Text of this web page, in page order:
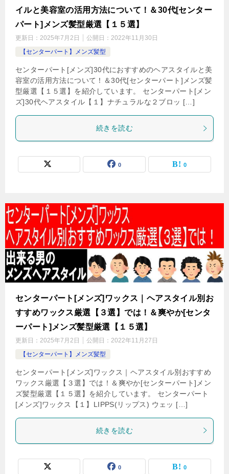
イルと美容室の活用方法について！＆30代[センター
パート]メンズ髪型厳選【１５選】
更新日： 2025年7月2日 公開日： 2022年11月30日
【センターパート】メンズ髪型
センターパート[メンズ]30代におすすめのヘアスタイルと美
容室の活用方法について！＆30代[センターパート]メンズ髪
型厳選【１５選】を紹介しています。 センターパート[メン
ズ]30代ヘアスタイル【１】ナチュラルな２ブロッ […]
続きを読む
0 0
センターパート[メンズ]ワックス｜ヘアスタイル別お
すすめワックス厳選【３選】では！＆爽やか[センタ
ーパート]メンズ髪型厳選【１５選】
更新日： 2025年7月2日 公開日： 2022年11月27日
【センターパート】メンズ髪型
センターパート[メンズ]ワックス｜ヘアスタイル別おすすめ
ワックス厳選【３選】では！＆爽やか[センターパート]メン
ズ髪型厳選【１５選】を紹介しています。 センターパート
[メンズ]ワックス【１】LIPPS(リップス) ウェッ […]
続きを読む
0 0